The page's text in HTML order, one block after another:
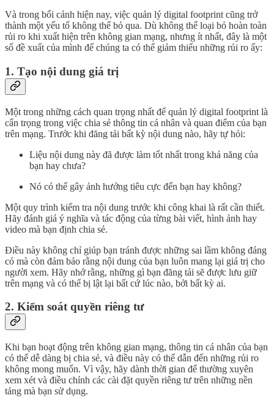
Và trong bối cảnh hiện nay, việc quản lý digital footprint cũng trở
thành một yếu tố không thể bỏ qua. Dù không thể loại bỏ hoàn toàn
rủi ro khi xuất hiện trên không gian mạng, nhưng ít nhất, đây là một
số đề xuất của mình để chúng ta có thể giảm thiểu những rủi ro ấy:
1. Tạo nội dung giá trị
Một trong những cách quan trọng nhất để quản lý digital footprint là
cẩn trọng trong việc chia sẻ thông tin cá nhân và quan điểm của bạn
trên mạng. Trước khi đăng tải bất kỳ nội dung nào, hãy tự hỏi:
Liệu nội dung này đã được làm tốt nhất trong khả năng của
bạn hay chưa?
Nó có thể gây ảnh hưởng tiêu cực đến bạn hay không?
Một quy trình kiểm tra nội dung trước khi công khai là rất cần thiết.
Hãy đánh giá ý nghĩa và tác động của từng bài viết, hình ảnh hay
video mà bạn định chia sẻ.
Điều này không chỉ giúp bạn tránh được những sai lầm không đáng
có mà còn đảm bảo rằng nội dung của bạn luôn mang lại giá trị cho
người xem. Hãy nhớ rằng, những gì bạn đăng tải sẽ được lưu giữ
trên mạng và có thể bị lật lại bất cứ lúc nào, bởi bất kỳ ai.
2. Kiểm soát quyền riêng tư
Khi bạn hoạt động trên không gian mạng, thông tin cá nhân của bạn
có thể dễ dàng bị chia sẻ, và điều này có thể dẫn đến những rủi ro
không mong muốn. Vì vậy, hãy dành thời gian để thường xuyên
xem xét và điều chỉnh các cài đặt quyền riêng tư trên những nền
tảng mà bạn sử dụng.